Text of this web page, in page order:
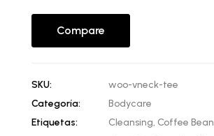
Compare
SKU:
woo-vneck-tee
Categoría:
Bodycare
Etiquetas:
Cleansing, Coffee Bean